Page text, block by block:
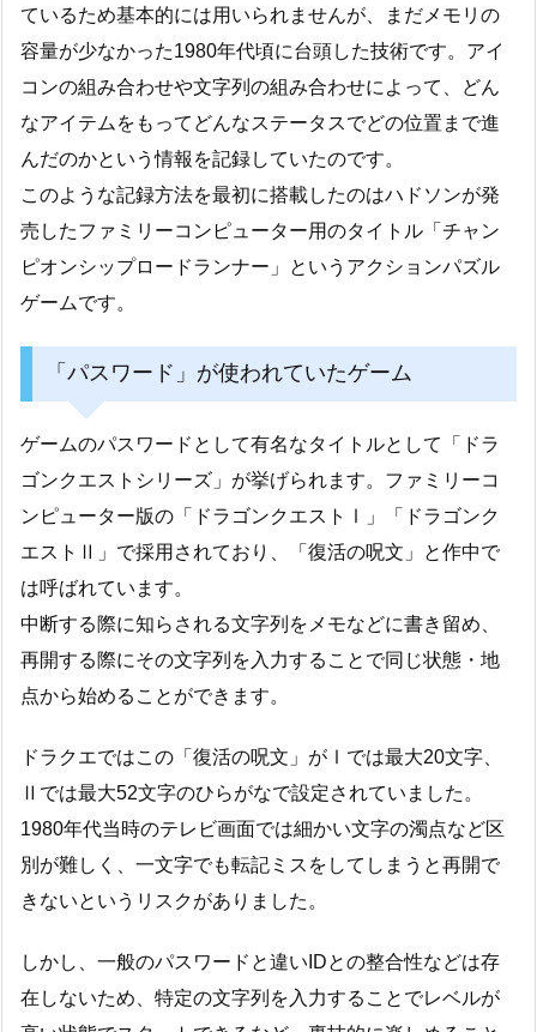
ているため基本的には用いられませんが、まだメモリの
容量が少なかった1980年代頃に台頭した技術です。アイ
コンの組み合わせや文字列の組み合わせによって、どん
なアイテムをもってどんなステータスでどの位置まで進
んだのかという情報を記録していたのです。
このような記録方法を最初に搭載したのはハドソンが発
売したファミリーコンピューター用のタイトル「チャン
ピオンシップロードランナー」というアクションパズル
ゲームです。
「パスワード」が使われていたゲーム
ゲームのパスワードとして有名なタイトルとして「ドラ
ゴンクエストシリーズ」が挙げられます。ファミリーコ
ンピューター版の「ドラゴンクエストⅠ」「ドラゴンク
エストⅡ」で採用されており、「復活の呪文」と作中で
は呼ばれています。
中断する際に知らされる文字列をメモなどに書き留め、
再開する際にその文字列を入力することで同じ状態・地
点から始めることができます。
ドラクエではこの「復活の呪文」がⅠでは最大20文字、
Ⅱでは最大52文字のひらがなで設定されていました。
1980年代当時のテレビ画面では細かい文字の濁点など区
別が難しく、一文字でも転記ミスをしてしまうと再開で
きないというリスクがありました。
しかし、一般のパスワードと違いIDとの整合性などは存
在しないため、特定の文字列を入力することでレベルが